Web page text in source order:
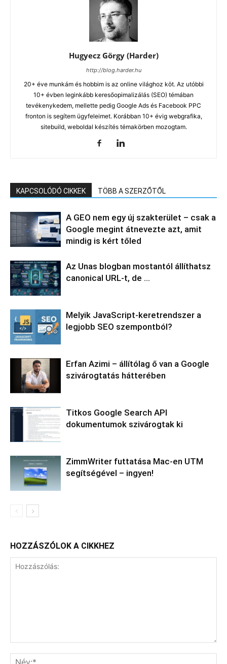
Hugyecz Görgy (Harder)
http://blog.harder.hu
20+ éve munkám és hobbim is az online világhoz köt. Az utóbbi
10+ évben leginkább keresőopimalizálás (SEO) témában
tevékenykedem, mellette pedig Google Ads és Facebook PPC
fronton is segítem ügyfeleimet. Korábban 10+ évig webgrafika,
sitebuild, weboldal készítés témakörben mozogtam.
KAPCSOLÓDÓ CIKKEK TÖBB A SZERZŐTŐL
A GEO nem egy új szakterület – csak a
Google megint átnevezte azt, amit
mindig is kért tőled
Az Unas blogban mostantól állíthatsz
canonical URL-t, de …
Melyik JavaScript-keretrendszer a
legjobb SEO szempontból?
Erfan Azimi – állítólag ő van a Google
szivárogtatás hátterében
Titkos Google Search API
dokumentumok szivárogtak ki
ZimmWriter futtatása Mac-en UTM
segítségével – ingyen!
HOZZÁSZÓLOK A CIKKHEZ